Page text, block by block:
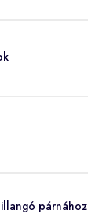
párnához